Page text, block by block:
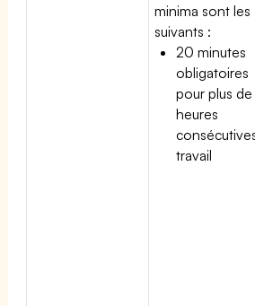
minima sont les
suivants :
20 minutes
obligatoires
pour plus
heures
travail